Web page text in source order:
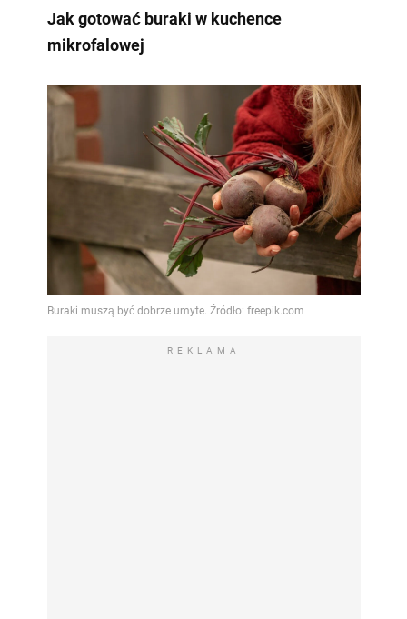
Jak gotować buraki w kuchence
mikrofalowej
REKLAMA